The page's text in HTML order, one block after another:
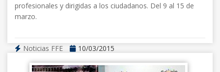
profesionales y dirigidas a los ciudadanos. Del 9 al 15 de
marzo.
Noticias FFE 10/03/2015